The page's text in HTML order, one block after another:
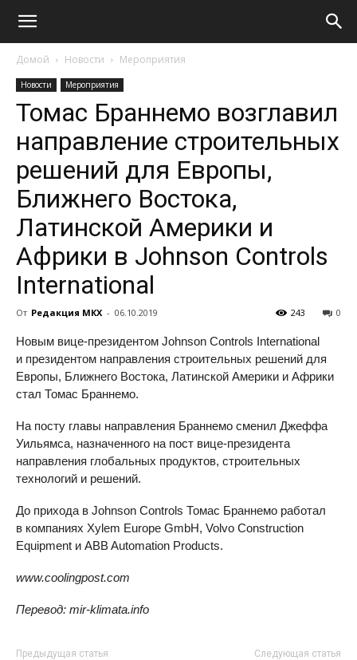
Домой Новости Мероприятия
Новости Мероприятия
Томас Браннемо возглавил
направление строительных
решений для Европы,
Ближнего Востока,
Латинской Америки и
Африки в Johnson Controls
International
От Редакция МКХ - 06.10.2019 0
243
Новым вице-президентом Johnson Controls International
и президентом направления строительных решений для
Европы, Ближнего Востока, Латинской Америки и Африки
стал Томас Браннемо.
На посту главы направления Браннемо сменил Джеффа
Уильямса, назначенного на пост вице-президента
направления глобальных продуктов, строительных
технологий и решений.
До прихода в Johnson Controls Томас Браннемо работал
в компаниях Xylem Europe GmbH, Volvo Construction
Equipment и ABB Automation Products.
www.coolingpost.com
Перевод: mir-klimata.info
Предыдущая статья Следующая статья